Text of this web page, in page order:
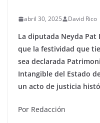
abril 30, 2025 David Rico
La diputada Neyda
que la festividad que
sea declarada
Intangible del Estado
un acto de justicia
Por Redacción